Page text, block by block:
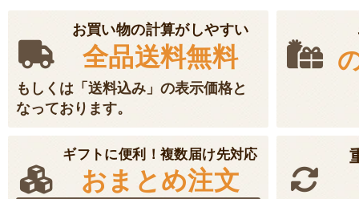
お買い物の計算がしやすい
全品送料無料
もしくは「送料込み」の表示価格と
なっております。
ギフトに便利！複数届け先対応
おまとめ注文